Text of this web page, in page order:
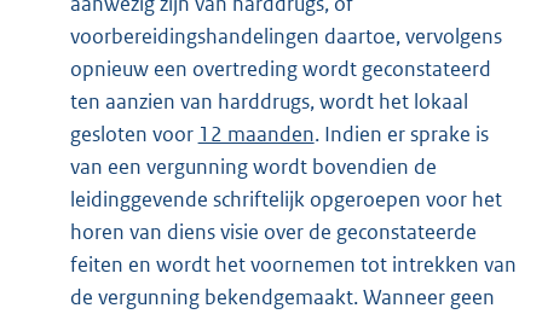
voorbereidingshandelingen daartoe, vervolgens
opnieuw een overtreding wordt geconstateerd
ten aanzien van harddrugs, wordt het lokaal
gesloten voor 12 maanden. Indien er sprake is
van een vergunning wordt bovendien de
leidinggevende schriftelijk opgeroepen voor het
horen van diens visie over de geconstateerde
feiten en wordt het voornemen tot intrekken van
de vergunning bekendgemaakt. Wanneer geen